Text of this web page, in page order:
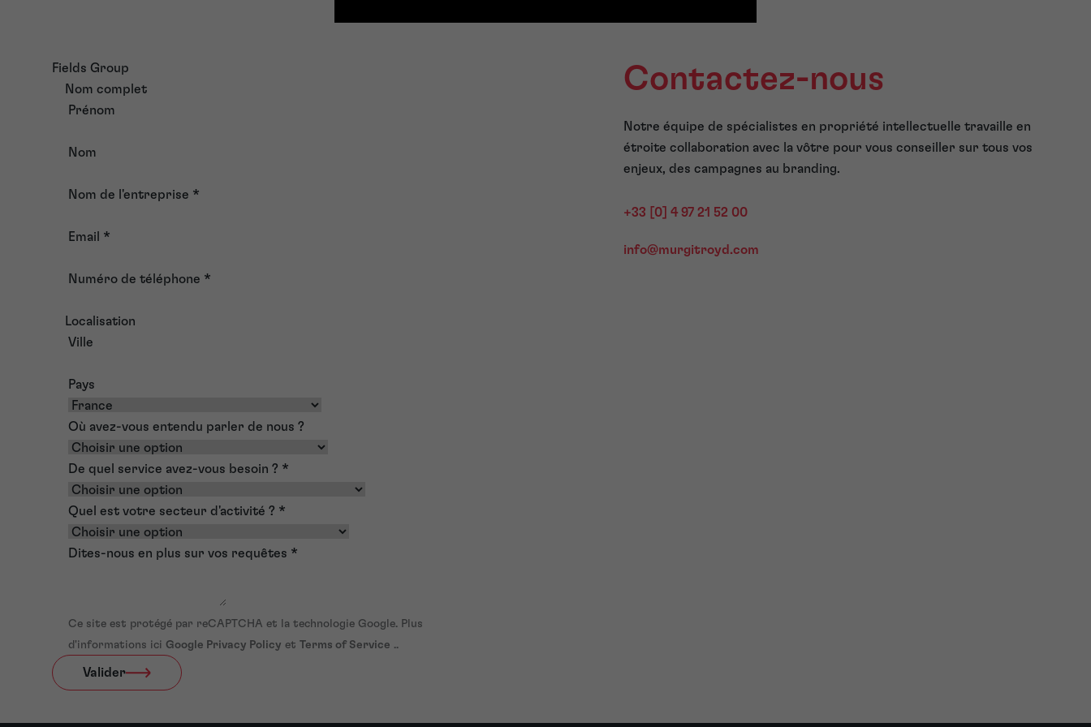
Contactez-nous
Notre équipe de spécialistes en propriété intellectuelle travaille en
étroite collaboration avec la vôtre pour vous conseiller sur tous vos
enjeux, des campagnes au branding.
+33 [0] 4 97 21 52 00
info@murgitroyd.com
Fields Group
Nom complet
Prénom
Nom
Nom de l'entreprise *
Email *
Numéro de téléphone *
Localisation
Ville
Pays
Où avez-vous entendu parler de nous ?
De quel service avez-vous besoin ? *
Quel est votre secteur d'activité ? *
Dites-nous en plus sur vos requêtes *
Ce site est protégé par reCAPTCHA et la technologie Google. Plus
d'informations ici Google Privacy Policy et Terms of Service ..
Valider